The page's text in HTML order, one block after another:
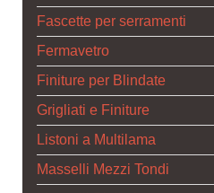
Fascette per serramenti
Fermavetro
Finiture per Blindate
Grigliati e Finiture
Listoni a Multilama
Masselli Mezzi Tondi